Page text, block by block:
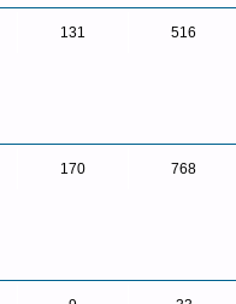
131 516
170 768